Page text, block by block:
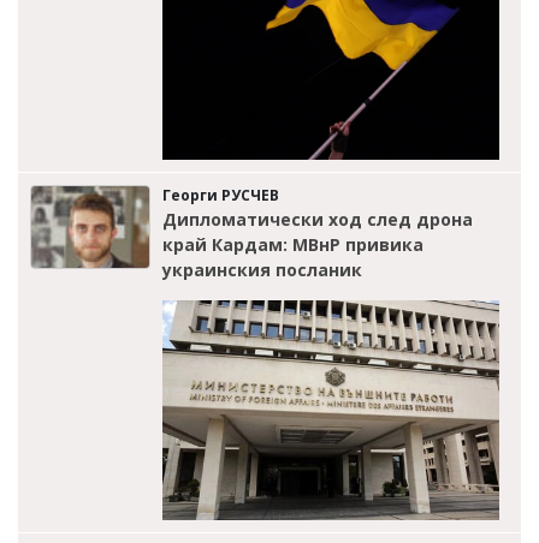
Георги РУСЧЕВ
Дипломатически ход след дрона
край Кардам: МВнР привика
украинския посланик